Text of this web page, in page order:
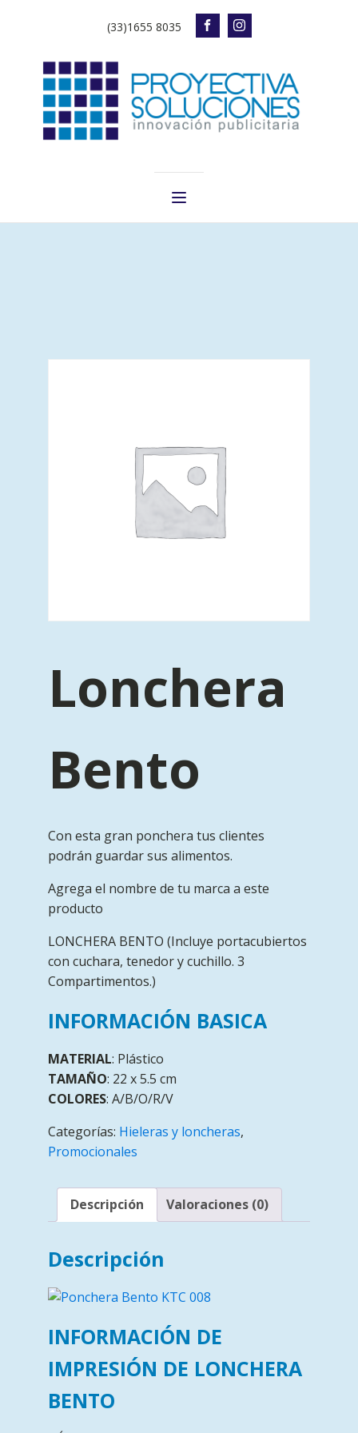
(33)1655 8035
Lonchera
Bento
Con esta gran ponchera tus clientes
podrán guardar sus alimentos.
Agrega el nombre de tu marca a este
producto
LONCHERA BENTO (Incluye portacubiertos
con cuchara, tenedor y cuchillo. 3
Compartimentos.)
INFORMACIÓN BASICA
MATERIAL: Plástico
TAMAÑO: 22 x 5.5 cm
COLORES: A/B/O/R/V
Categorías: Hieleras y loncheras,
Promocionales
Descripción Valoraciones (0)
Descripción
INFORMACIÓN DE
IMPRESIÓN DE LONCHERA
BENTO